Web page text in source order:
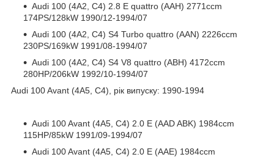
Audi 100 (4A2, C4) 2.8 E quattro (AAH) 2771ccm
174PS/128kW 1990/12-1994/07
Audi 100 (4A2, C4) S4 Turbo quattro (AAN) 2226ccm
230PS/169kW 1991/08-1994/07
Audi 100 (4A2, C4) S4 V8 quattro (ABH) 4172ccm
280HP/206kW 1992/10-1994/07
Audi 100 Avant (4A5, C4), рік випуску: 1990-1994
Audi 100 Avant (4A5, C4) 2.0 E (AAD ABK) 1984ccm
115HP/85kW 1991/09-1994/07
Audi 100 Avant (4A5, C4) 2.0 E (AAE) 1984ccm